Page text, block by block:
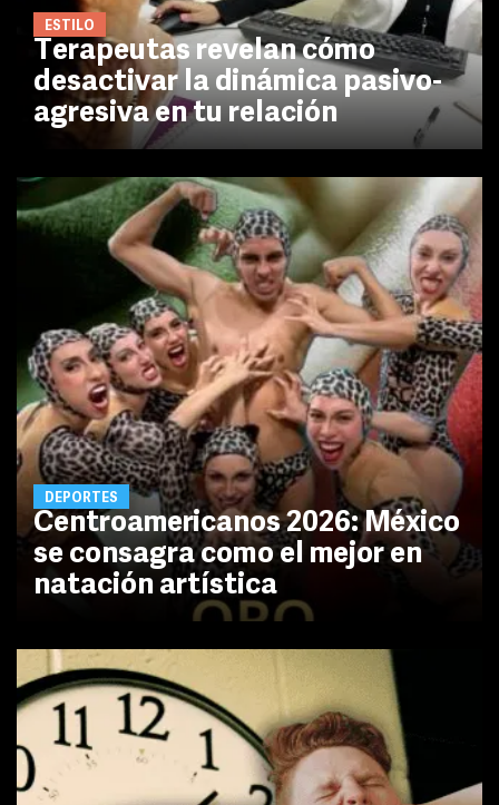
ESTILO
Terapeutas revelan cómo
desactivar la dinámica pasivo-
agresiva en tu relación
DEPORTES
Centroamericanos 2026: México
se consagra como el mejor en
natación artística